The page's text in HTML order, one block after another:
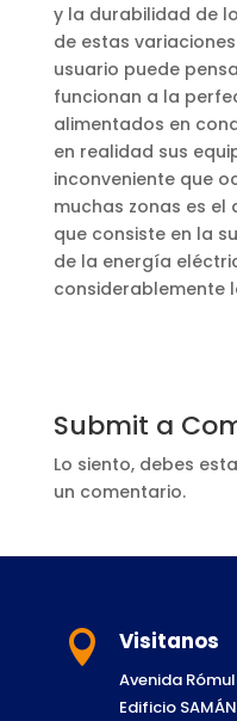
y la durabilidad de
de estas
usuario puede
funcionan a la
alimentados en
en realidad sus
inconveniente que
muchas zonas es
que consiste en la
de la energía
considerablemente
Submit a
Lo siento, debes
un comentario.
 Visitanos
Avenida
Edificio